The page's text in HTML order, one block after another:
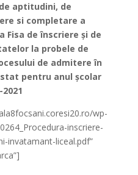
aptitudini, de
si completare a
Fisa de înscriere și de
la probele de
de admitere în
pentru anul școlar
2021
wp-
inscriere-
invatamant-liceal.pdf”